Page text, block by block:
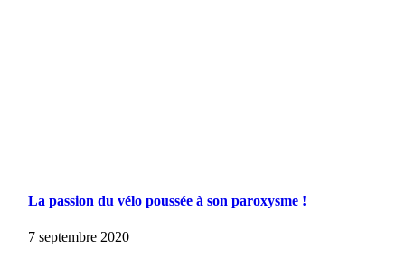
La passion du vélo poussée à son paroxysme !
7 septembre 2020